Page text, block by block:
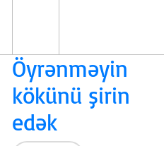
Öyrənməyin
kökünü şirin
edək